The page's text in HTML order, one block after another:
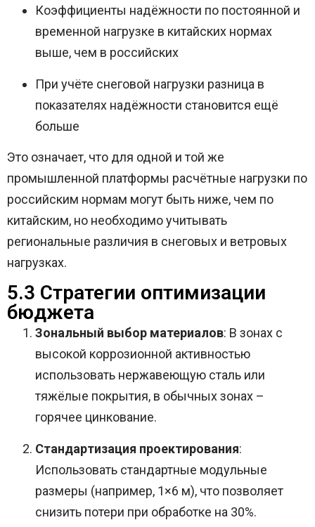
Коэффициенты надёжности по постоянной и
временной нагрузке в китайских нормах
выше, чем в российских
При учёте снеговой нагрузки разница в
показателях надёжности становится ещё
больше
Это означает, что для одной и той же
промышленной платформы расчётные нагрузки по
российским нормам могут быть ниже, чем по
китайским, но необходимо учитывать
региональные различия в снеговых и ветровых
нагрузках.
5.3 Стратегии оптимизации
бюджета
Зональный выбор материалов: В зонах с
высокой коррозионной активностью
использовать нержавеющую сталь или
тяжёлые покрытия, в обычных зонах –
горячее цинкование.
Стандартизация проектирования:
Использовать стандартные модульные
размеры (например, 1×6 м), что позволяет
снизить потери при обработке на 30%.